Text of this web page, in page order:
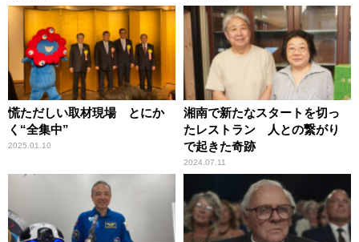
慌ただしい取材現場 とにか
く“全集中”
2025.01.10
湘南で新たなスタートを切っ
たレストラン 人との繋がり
で起きた奇跡
2024.07.11